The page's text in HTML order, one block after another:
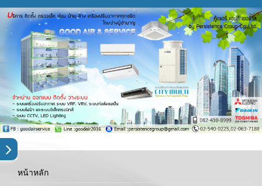
หน้าหลัก